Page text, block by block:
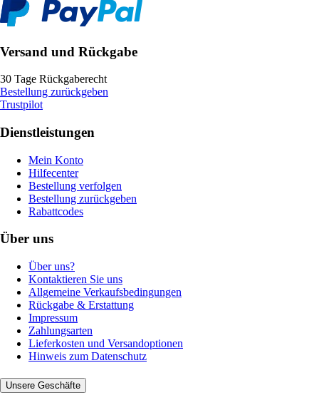
Versand und Rückgabe
30 Tage Rückgaberecht
Bestellung zurückgeben
Trustpilot
Dienstleistungen
Mein Konto
Hilfecenter
Bestellung verfolgen
Bestellung zurückgeben
Rabattcodes
Über uns
Über uns?
Kontaktieren Sie uns
Allgemeine Verkaufsbedingungen
Rückgabe & Erstattung
Impressum
Zahlungsarten
Lieferkosten und Versandoptionen
Hinweis zum Datenschutz
Unsere Geschäfte